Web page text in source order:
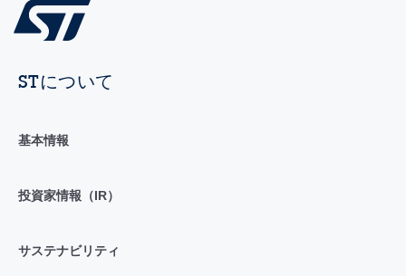
STについて
基本情報
投資家情報（IR）
サステナビリティ